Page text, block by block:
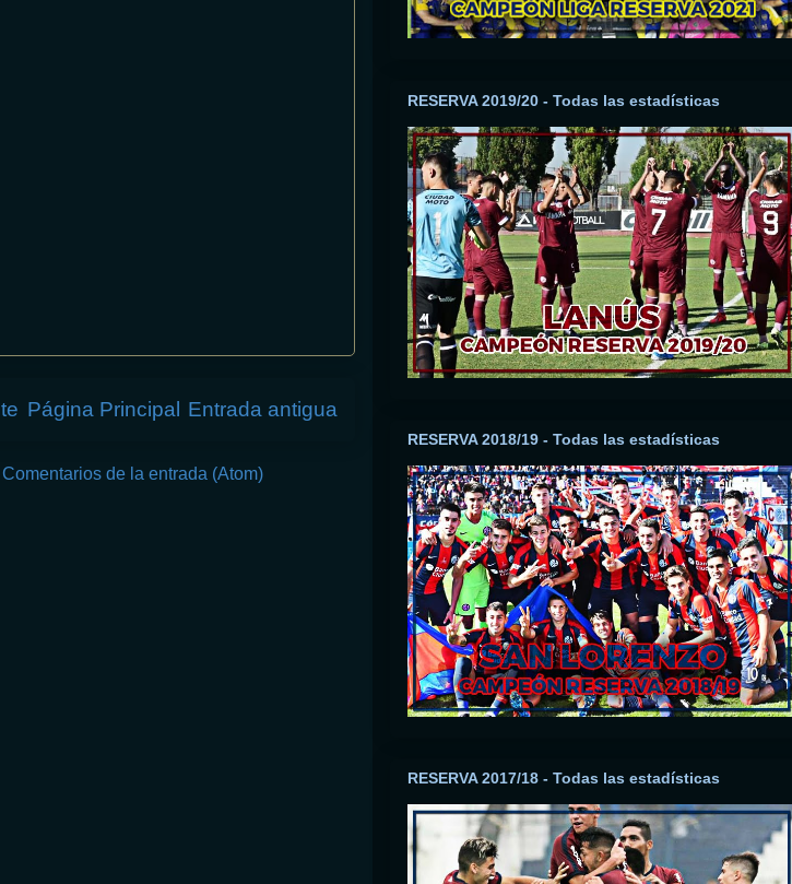
Entrada antigua
Página Principal
Comentarios de la entrada (Atom)
RESERVA 2019/20 - Todas las estadísticas
RESERVA 2018/19 - Todas las estadísticas
RESERVA 2017/18 - Todas las estadísticas